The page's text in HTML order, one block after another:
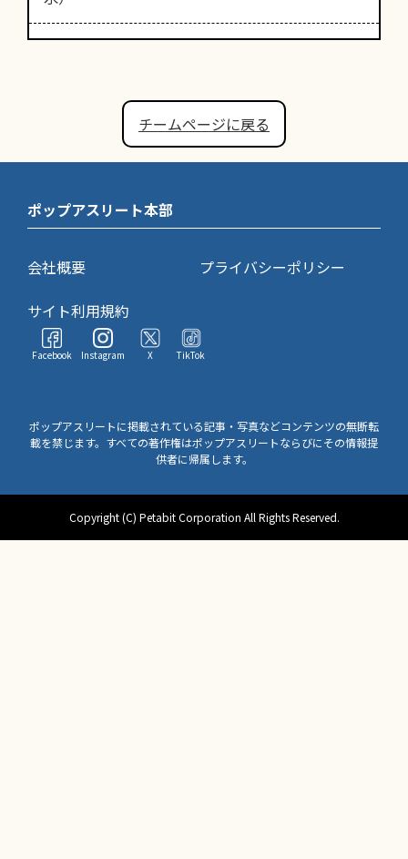
チームページに戻る
ポップアスリート本部
会社概要
プライバシーポリシー
サイト利用規約
Facebook Instagram X TikTok
ポップアスリートに掲載されている記事・写真などコンテンツの無断転
載を禁じます。すべての著作権はポップアスリートならびにその情報提
供者に帰属します。
Copyright (C) Petabit Corporation All Rights Reserved.